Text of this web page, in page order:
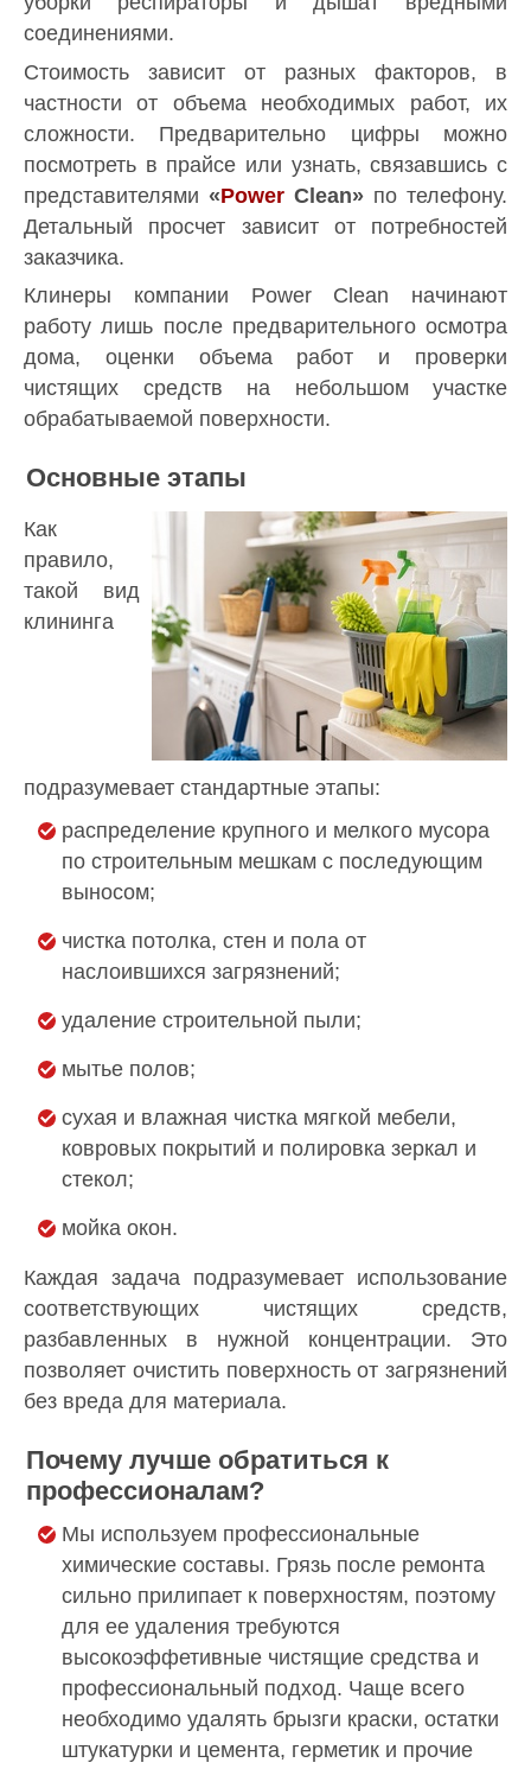
соединениями.
Стоимость зависит от разных факторов, в
частности от объема необходимых работ, их
сложности. Предварительно цифры можно
посмотреть в прайсе или узнать, связавшись с
представителями «Power Clean» по телефону.
Детальный просчет зависит от потребностей
заказчика.
Клинеры компании Power Clean начинают
работу лишь после предварительного осмотра
дома, оценки объема работ и проверки
чистящих средств на небольшом участке
обрабатываемой поверхности.
Основные этапы
Как
правило,
такой вид
клининга
подразумевает стандартные этапы:
распределение крупного и мелкого мусора
по строительным мешкам с последующим
выносом;
чистка потолка, стен и пола от
наслоившихся загрязнений;
удаление строительной пыли;
мытье полов;
сухая и влажная чистка мягкой мебели,
ковровых покрытий и полировка зеркал и
стекол;
мойка окон.
Каждая задача подразумевает использование
соответствующих чистящих средств,
разбавленных в нужной концентрации. Это
позволяет очистить поверхность от загрязнений
без вреда для материала.
Почему лучше обратиться к
профессионалам?
Мы используем профессиональные
химические составы. Грязь после ремонта
сильно прилипает к поверхностям, поэтому
для ее удаления требуются
высокоэффетивные чистящие средства и
профессиональный подход. Чаще всего
необходимо удалять брызги краски, остатки
штукатурки и цемента, герметик и прочие